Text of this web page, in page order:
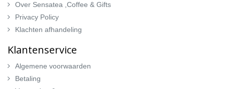
Over Sensatea ,Coffee & Gifts
Privacy Policy
Klachten afhandeling
Klantenservice
Algemene voorwaarden
Betaling